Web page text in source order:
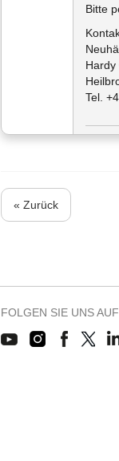
Bitte
Hardy
Tel.
« Zurück
FOLGEN SIE UNS AUF